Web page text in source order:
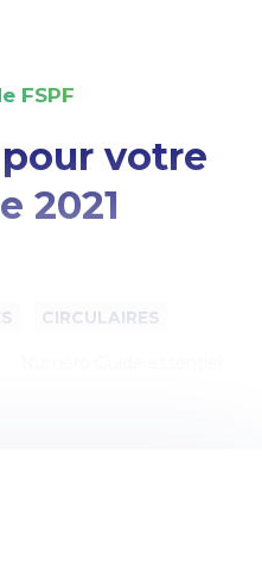
FSPF
pour votre
2021
CIRCULAIRES